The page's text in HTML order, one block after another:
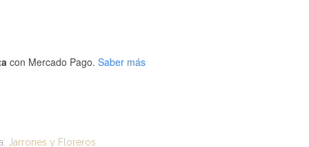
con Mercado Pago. Saber más
Jarrones y Floreros